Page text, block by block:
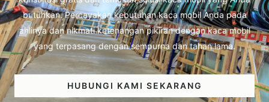
butuhkan. Percayakan kebutuhan kaca mobil Anda pada
ahlinya dan nikmati ketenangan pikiran dengan kaca mobil
yang terpasang dengan sempurna dan tahan lama.
HUBUNGI KAMI SEKARANG